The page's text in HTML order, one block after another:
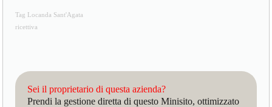
Tag Locanda Sant'Agata
ricettiva
Sei il proprietario di questa azienda?
Prendi la gestione diretta di questo Minisito, ottimizzato